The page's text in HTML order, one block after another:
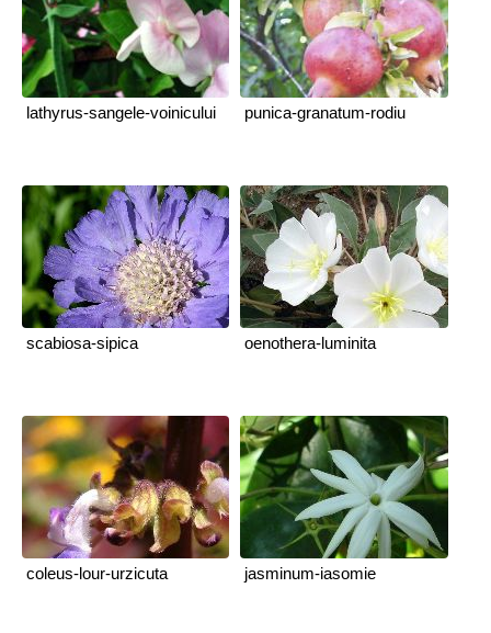
lathyrus-sangele-voinicului punica-granatum-rodiu
scabiosa-sipica oenothera-luminita
coleus-lour-urzicuta jasminum-iasomie